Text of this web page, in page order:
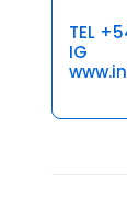
TEL
IG